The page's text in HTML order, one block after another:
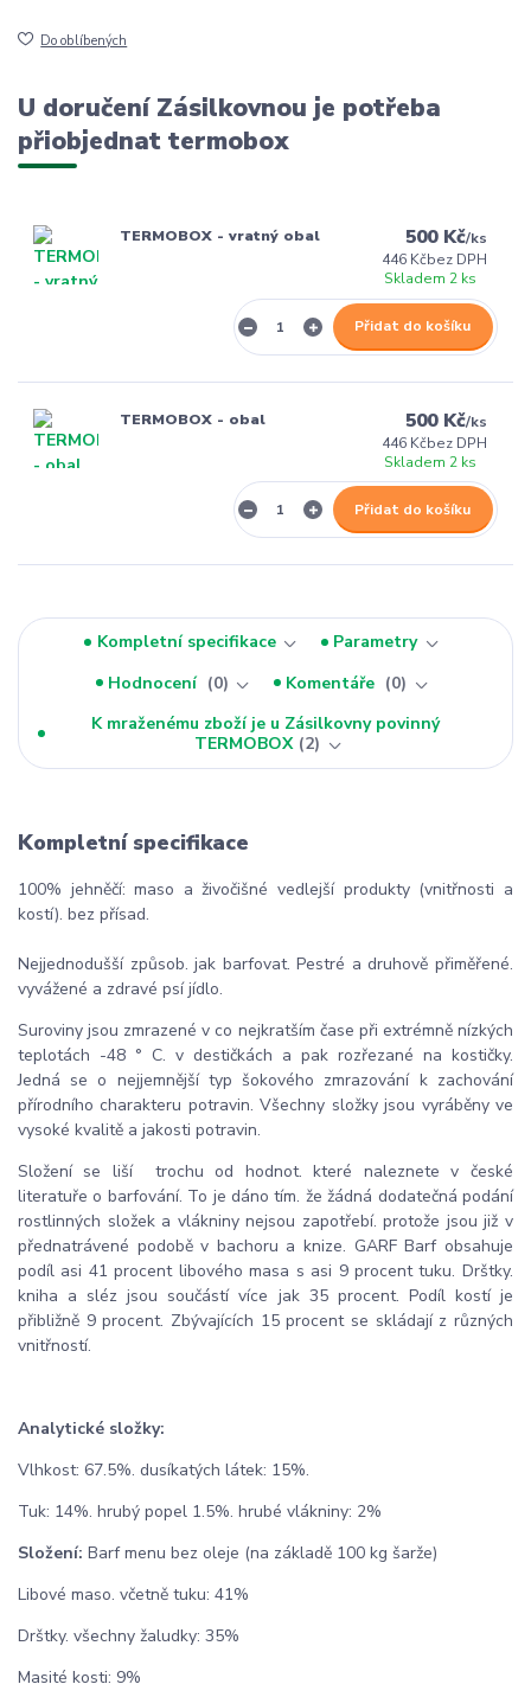
Do oblíbených
U doručení Zásilkovnou je potřeba
přiobjednat termobox
TERMOBOX - vratný obal 500 Kč/ks
446 Kčbez DPH
Skladem 2 ks
Přidat do košíku
TERMOBOX - obal 500 Kč/ks
446 Kčbez DPH
Skladem 2 ks
Přidat do košíku
Kompletní specifikace
Parametry
Hodnocení
0 Komentáře
0
K mraženému zboží je u Zásilkovny povinný
TERMOBOX 2
Kompletní specifikace
100% jehněčí: maso a živočišné vedlejší produkty (vnitřnosti a
kostí). bez přísad.
Nejjednodušší způsob. jak barfovat. Pestré a druhově přiměřené.
vyvážené a zdravé psí jídlo.
Suroviny jsou zmrazené v co nejkratším čase při extrémně nízkých
teplotách -48 ° C. v destičkách a pak rozřezané na kostičky.
Jedná se o nejjemnější typ šokového zmrazování k zachování
přírodního charakteru potravin. Všechny složky jsou vyráběny ve
vysoké kvalitě a jakosti potravin.
Složení se liší trochu od hodnot. které naleznete v české
literatuře o barfování. To je dáno tím. že žádná dodatečná podání
rostlinných složek a vlákniny nejsou zapotřebí. protože jsou již v
přednatrávené podobě v bachoru a knize. GARF Barf obsahuje
podíl asi 41 procent libového masa s asi 9 procent tuku. Drštky.
kniha a sléz jsou součástí více jak 35 procent. Podíl kostí je
přibližně 9 procent. Zbývajících 15 procent se skládají z různých
vnitřností.
Analytické složky:
Vlhkost: 67.5%. dusíkatých látek: 15%.
Tuk: 14%. hrubý popel 1.5%. hrubé vlákniny: 2%
Složení: Barf menu bez oleje (na základě 100 kg šarže)
Libové maso. včetně tuku: 41%
Drštky. všechny žaludky: 35%
Masité kosti: 9%